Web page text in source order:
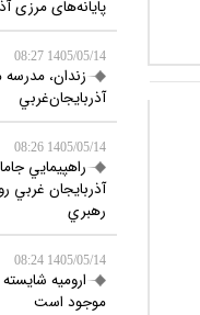
پایانه‌های مرزی
1405/05/14 08:27
زندان،
آذربايجان‌غربي
1405/05/14 08:26
راهپيمايي
آذربايجان غربي
رهبري
1405/05/14 08:24
اروميه
موجود است